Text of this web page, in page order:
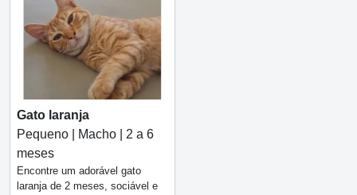
Gato laranja
Pequeno | Macho | 2 a 6
meses
Encontre um adorável gato
laranja de 2 meses, sociável e